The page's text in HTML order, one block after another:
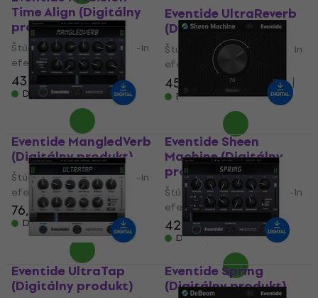
Time Align (Digitálny
produkt)
Štúdiový softwarový Plug-In
efekt
43 €45,20 €
Dostupné na stiahnutie
Eventide UltraReverb
(Digitálny produkt)
Štúdiový softwarový Plug-In
efekt
45 € 91,30 €
- 51 %
Dostupné na stiahnutie
Eventide MangledVerb
(Digitálny produkt)
Štúdiový softwarový Plug-In
efekt
76,50 €
Dostupné na stiahnutie
Eventide Sheen
Machine (Digitálny
produkt)
Štúdiový softwarový Plug-In
efekt
42,40 €44,60 €
Dostupné na stiahnutie
Eventide UltraTap
(Digitálny produkt)
Eventide Spring
(Digitálny produkt)